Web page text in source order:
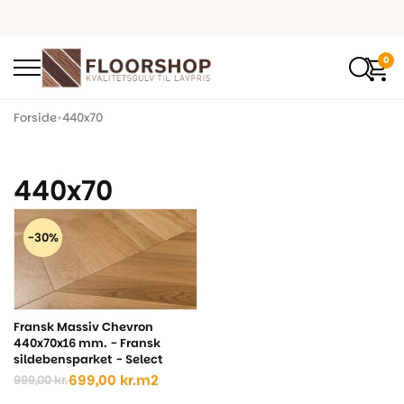
0
Forside•440x70
440x70
-30%
Fransk Massiv Chevron
440x70x16 mm. - Fransk
sildebensparket - Select
999,00kr.
Den
699,00 kr.
Den
m2